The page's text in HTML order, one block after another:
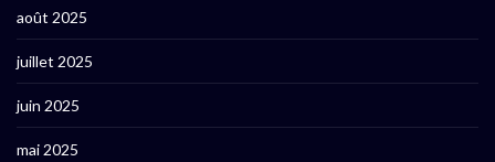
août 2025
juillet 2025
juin 2025
mai 2025